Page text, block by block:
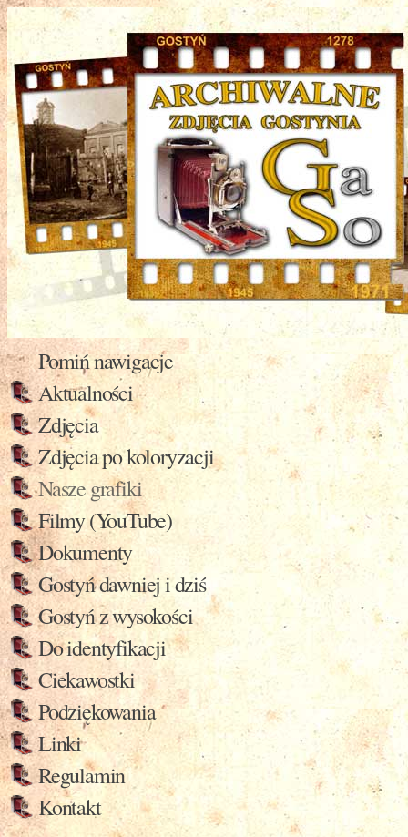
Pomiń nawigacje
Aktualności
Zdjęcia
Zdjęcia po koloryzacji
Nasze grafiki
Filmy (YouTube)
Dokumenty
Gostyń dawniej i dziś
Gostyń z wysokości
Do identyfikacji
Ciekawostki
Podziękowania
Linki
Regulamin
Kontakt